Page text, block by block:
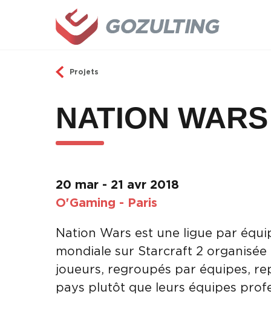
Aller au contenu principal
Projets
NATION WARS
20 mar - 21 avr 2018
O'Gaming - Paris
Nation Wars est une ligue par
mondiale sur Starcraft 2 organisée
joueurs, regroupés par équipes,
pays plutôt que leurs équipes